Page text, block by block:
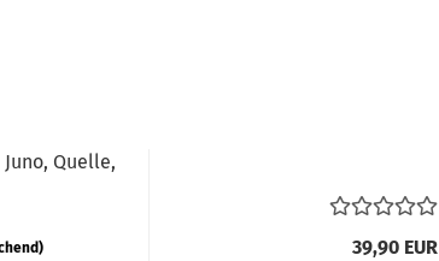
Quelle,
39,90 EUR